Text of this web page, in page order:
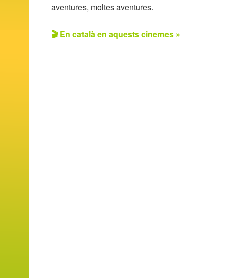
aventures, moltes aventures.
🎬 En català en aquests cinemes »